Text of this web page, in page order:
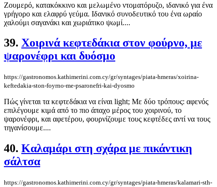
Ζουμερό, κατακόκκινο και μελωμένο ντοματόρυζο, ιδανικό για ένα
γρήγορο και ελαφρύ γεύμα. Ιδανικό συνοδευτικό του ένα ωραίο
χαλούμι σαγανάκι και χωριάτικο ψωμί....
39. Xοιρινά κεφτεδάκια στον φούρνο, με
ψαρονέφρι και δυόσμο
https://gastronomos.kathimerini.com.cy/gr/syntages/piata-hmeras/xoirina-
keftedakia-ston-foyrno-me-psaronefri-kai-dyosmo
Πώς γίνεται τα κεφτεδάκια να είναι light; Με δύο τρόπους: αφενός
επιλέγουμε κιμά από το πιο άπαχο μέρος του χοιρινού, το
ψαρονέφρι, και αφετέρου, φουρνίζουμε τους κεφτέδες αντί να τους
τηγανίσουμε....
40. Καλαμάρι στη σχάρα με πικάντικη
σάλτσα
https://gastronomos.kathimerini.com.cy/gr/syntages/piata-hmeras/kalamari-sth-